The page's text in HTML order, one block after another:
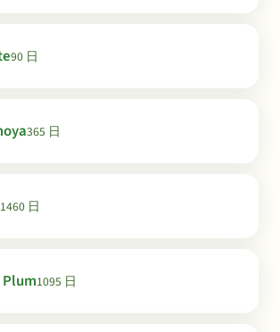
90 日
365 日
1460 日
1095 日